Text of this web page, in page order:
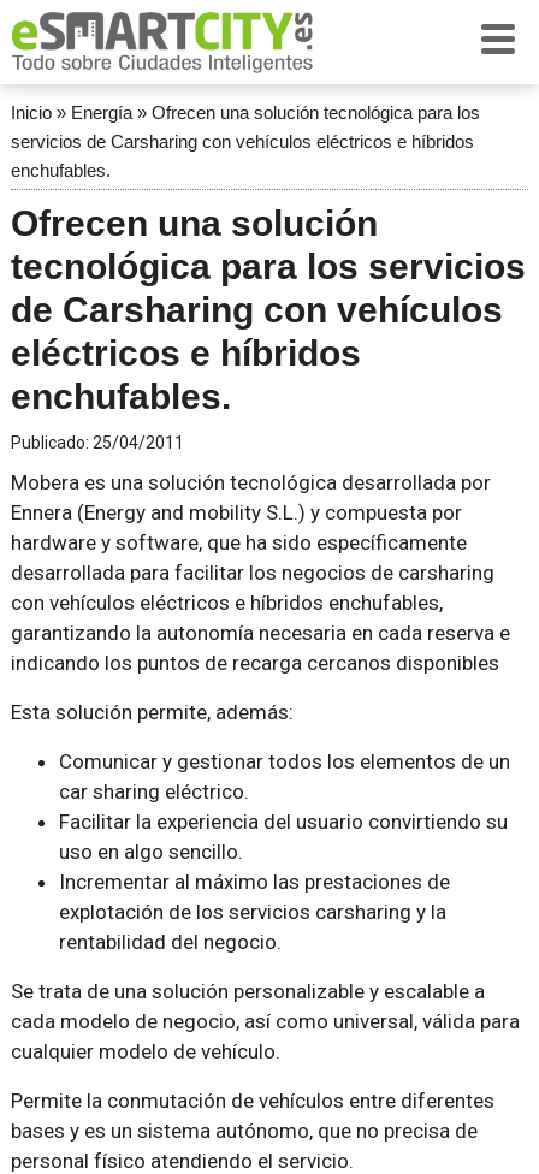
Inicio» Energía» Ofrecen una solución tecnológica para los
servicios de Carsharing con vehículos eléctricos e híbridos
enchufables.
Ofrecen una solución
tecnológica para los servicios
de Carsharing con vehículos
eléctricos e híbridos
enchufables.
Publicado: 25/04/2011
Mobera es una solución tecnológica desarrollada por
Ennera (Energy and mobility S.L.) y compuesta por
hardware y software, que ha sido específicamente
desarrollada para facilitar los negocios de carsharing
con vehículos eléctricos e híbridos enchufables,
garantizando la autonomía necesaria en cada reserva e
indicando los puntos de recarga cercanos disponibles
Esta solución permite, además:
Comunicar y gestionar todos los elementos de un
car sharing eléctrico.
Facilitar la experiencia del usuario convirtiendo su
uso en algo sencillo.
Incrementar al máximo las prestaciones de
explotación de los servicios carsharing y la
rentabilidad del negocio.
Se trata de una solución personalizable y escalable a
cada modelo de negocio, así como universal, válida para
cualquier modelo de vehículo.
Permite la conmutación de vehículos entre diferentes
bases y es un sistema autónomo, que no precisa de
personal físico atendiendo el servicio.